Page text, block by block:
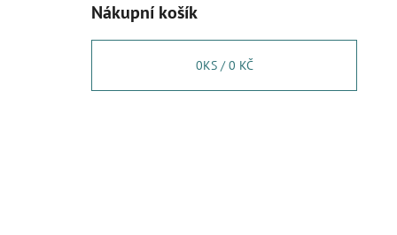
Nákupní košík
0KS /0 KČ